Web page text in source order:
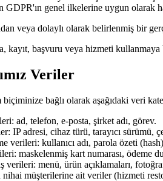
GDPR'ın genel ilkelerine uygun olarak
veya dolaylı olarak belirlenmiş bir
kayıt, başvuru veya hizmeti kullanmaya
Veriler
bağlı olarak aşağıdaki veri
ad, telefon, e-posta, şirket adı, görev.
IP adresi, cihaz türü, tarayıcı sürümü,
verileri: kullanıcı adı, parola özeti
maskelenmiş kart numarası, ödeme
verileri: menü, ürün açıklamaları,
müşterilerine ait veriler (hizmeti